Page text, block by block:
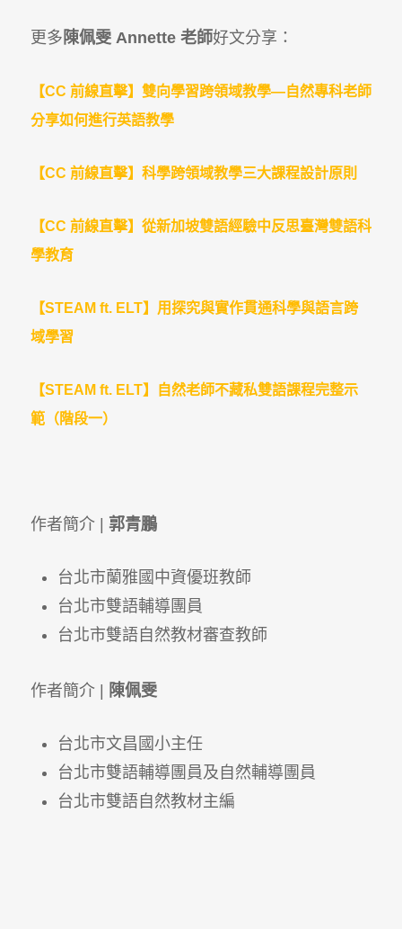
更多 陳佩雯 Annette 老師好文分享：
【CC 前線直擊】雙向學習跨領域教學—自然專科老師
分享如何進行英語教學
【CC 前線直擊】科學跨領域教學三大課程設計原則
【CC 前線直擊】從新加坡雙語經驗中反思臺灣雙語科
學教育
【STEAM ft. ELT】用探究與實作貫通科學與語言跨
域學習
【STEAM ft. ELT】自然老師不藏私雙語課程完整示
範（階段一）
作者簡介 | 郭青鵬
台北市蘭雅國中資優班教師
台北市雙語輔導團員
台北市雙語自然教材審查教師
作者簡介 | 陳佩雯
台北市文昌國小主任
台北市雙語輔導團員及自然輔導團員
台北市雙語自然教材主編